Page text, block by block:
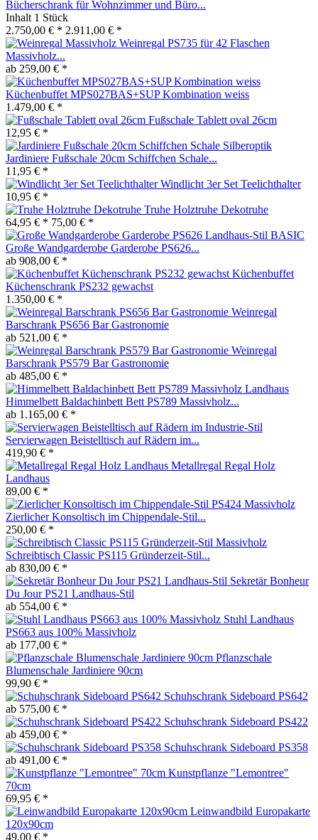
Bücherschrank für Wohnzimmer und Büro...
Inhalt 1 Stück
2.750,00 € * 2.911,00 € *
Weinregal PS735 für 42 Flaschen
Massivholz...
ab 259,00 € *
Küchenbuffet MPS027BAS+SUP Kombination weiss
1.479,00 € *
Fußschale Tablett oval 26cm
12,95 € *
Jardiniere Fußschale 20cm Schiffchen Schale...
11,95 € *
Windlicht 3er Set Teelichthalter
10,95 € *
Truhe Holztruhe Dekotruhe
64,95 € * 75,00 € *
Große Wandgarderobe Garderobe PS626...
ab 908,00 € *
Küchenbuffet
Küchenschrank PS232 gewachst
1.350,00 € *
Weinregal
Barschrank PS656 Bar Gastronomie
ab 521,00 € *
Weinregal
Barschrank PS579 Bar Gastronomie
ab 485,00 € *
Himmelbett Baldachinbett Bett PS789 Massivholz...
ab 1.165,00 € *
Servierwagen Beistelltisch auf Rädern im...
419,90 € *
Metallregal Regal Holz
Landhaus
89,00 € *
Zierlicher Konsoltisch im Chippendale-Stil...
250,00 € *
Schreibtisch Classic PS115 Gründerzeit-Stil...
ab 830,00 € *
Sekretär Bonheur
Du Jour PS21 Landhaus-Stil
ab 554,00 € *
Stuhl Landhaus
PS663 aus 100% Massivholz
ab 177,00 € *
Pflanzschale
Blumenschale Jardiniere 90cm
99,90 € *
Schuhschrank Sideboard PS642
ab 575,00 € *
Schuhschrank Sideboard PS422
ab 459,00 € *
Schuhschrank Sideboard PS358
ab 491,00 € *
Kunstpflanze "Lemontree"
70cm
69,95 € *
Leinwandbild Europakarte
120x90cm
49,00 € *